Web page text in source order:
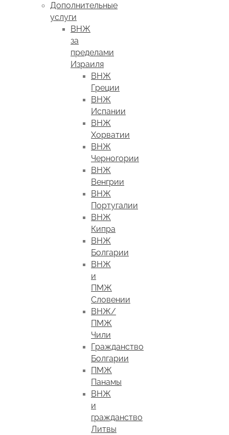
Дополнительные
услуги
ВНЖ
за
пределами
Израиля
ВНЖ
Греции
ВНЖ
Испании
ВНЖ
Хорватии
ВНЖ
Черногории
ВНЖ
Венгрии
ВНЖ
Португалии
ВНЖ
Кипра
ВНЖ
Болгарии
ВНЖ
и
ПМЖ
Словении
ВНЖ/
ПМЖ
Чили
Гражданство
Болгарии
ПМЖ
Панамы
ВНЖ
и
гражданство
Литвы